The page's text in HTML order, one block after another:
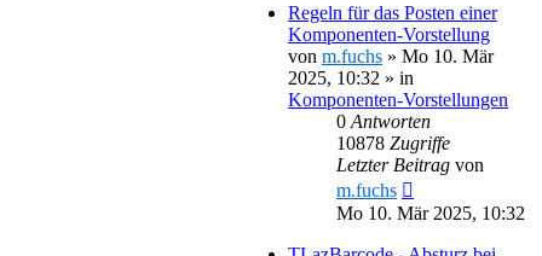
Regeln für das Posten einer
Komponenten-Vorstellung
von m.fuchs » Mo 10. Mär
2025, 10:32 » in
Komponenten-Vorstellungen
0 Antworten
10878 Zugriffe
Letzter Beitrag von
m.fuchs
Mo 10. Mär 2025, 10:32